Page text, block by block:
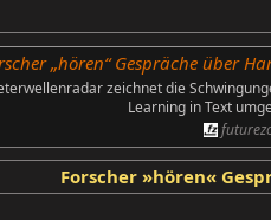
„hören“ Gespräche über
zeichnet die
Learning in Text
Forscher »hören«